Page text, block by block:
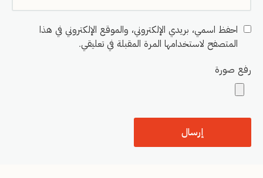
احفظ اسمي، بريدي الإلكتروني، والموقع الإلكتروني في هذا
المتصفح لاستخدامها المرة المقبلة في تعليقي.
رفع صورة